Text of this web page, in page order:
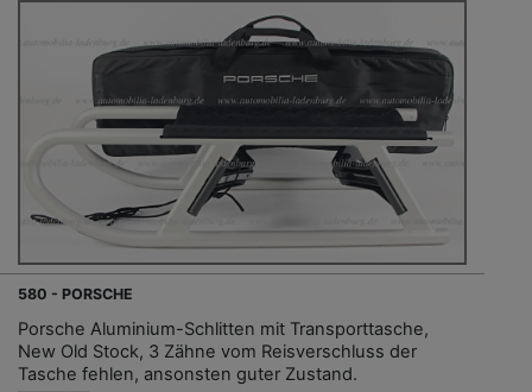
580 - PORSCHE
Porsche Aluminium-Schlitten mit Transporttasche,
New Old Stock, 3 Zähne vom Reisverschluss der
Tasche fehlen, ansonsten guter Zustand.